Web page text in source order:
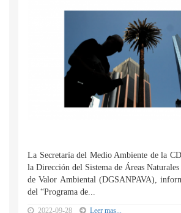
La Secretaría del Medio Ambiente de la
la Dirección del Sistema de Áreas
de Valor Ambiental (DGSANPAVA),
del “Programa de...
2022-09-28 Leer mas...